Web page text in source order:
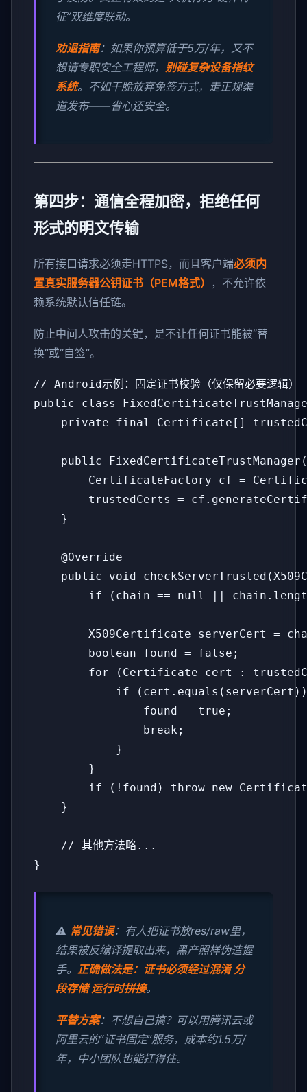
征”双维度联动。
劝退指南：如果你预算低于5万/年，又不
想请专职安全工程师， 别碰复杂设备指纹
系统。不如干脆放弃免签方式，走正规渠
道发布——省心还安全。
第四步：通信全程加密，拒绝任何
形式的明文传输
所有接口请求必须走HTTPS，而且客户端必须内
置真实服务器公钥证书（PEM格式）
，不允许依
赖系统默认信任链。
防止中间人攻击的关键，是不让任何证书能被“替
换”或“自签”。
// Android示例：固定证书校验（仅保留必要逻辑）
public class
private final Certificate[]
public
CertificateFactory cf =
trustedCerts =
}
@Override
public void
if (chain == null || chain.length
X509Certificate serverCert =
boolean found = false;
for (Certificate cert :
if (cert.equals(serverCert))
found = true;
break;
}
}
if (!found) throw new
}
// 其他方法略...
}
⚠️ 常见错误：有人把证书放res/raw里，
结果被反编译提取出来，黑产照样伪造握
手。 正确做法是：证书必须经过混淆 分
段存储 运行时拼接。
平替方案：不想自己搞？可以用腾讯云或
阿里云的“证书固定”服务，成本约1.5万/
年，中小团队也能扛得住。